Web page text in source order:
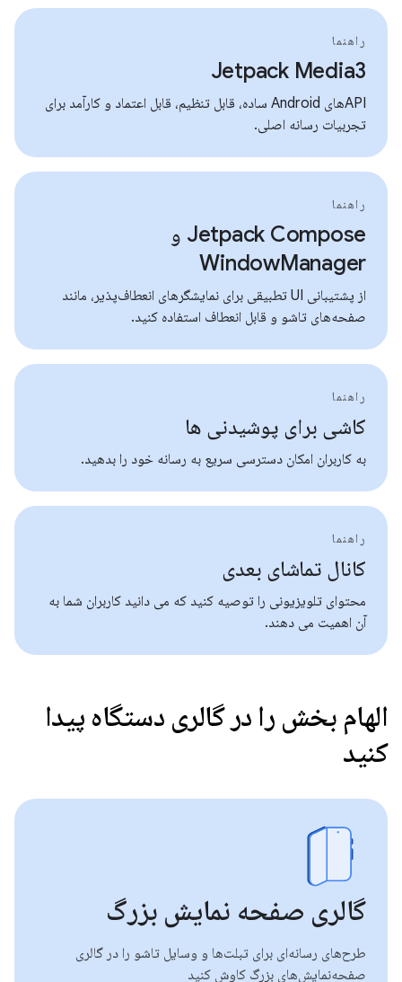
راهنما
Jetpack Media3
APIهای Android ساده، قابل تنظیم، قابل اعتماد و کارآمد برای
تجربیات رسانه اصلی.
راهنما
Jetpack Compose و
WindowManager
از پشتیبانی UI تطبیقی ​​برای نمایشگرهای انعطاف‌پذیر، مانند
صفحه‌های تاشو و قابل انعطاف استفاده کنید.
راهنما
کاشی برای پوشیدنی ها
به کاربران امکان دسترسی سریع به رسانه خود را بدهید.
راهنما
کانال تماشای بعدی
محتوای تلویزیونی را توصیه کنید که می دانید کاربران شما به
آن اهمیت می دهند.
الهام بخش را در گالری دستگاه پیدا
کنید
گالری صفحه نمایش بزرگ
طرح‌های رسانه‌ای برای تبلت‌ها و وسایل تاشو را در گالری
صفحه‌نمایش‌های بزرگ کاوش کنید